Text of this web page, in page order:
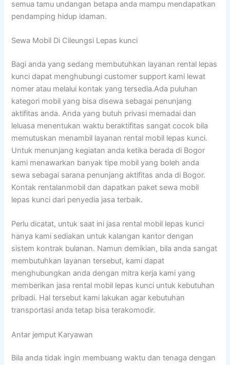
semua tamu undangan betapa anda mampu mendapatkan
pendamping hidup idaman.
Sewa Mobil Di Cileungsi Lepas kunci
Bagi anda yang sedang membutuhkan layanan rental lepas
kunci dapat menghubungi customer support kami lewat
nomer atau melalui kontak yang tersedia.Ada puluhan
kategori mobil yang bisa disewa sebagai penunjang
aktifitas anda. Anda yang butuh privasi memadai dan
leluasa menentukan waktu beraktifitas sangat cocok bila
memutuskan menambil layanan rental mobil lepas kunci.
Untuk menunjang kegiatan anda ketika berada di Bogor
kami menawarkan banyak tipe mobil yang boleh anda
sewa sebagai sarana penunjang aktifitas anda di Bogor.
Kontak rentalanmobil dan dapatkan paket sewa mobil
lepas kunci dari penyedia jasa terbaik.
Perlu dicatat, untuk saat ini jasa rental mobil lepas kunci
hanya kami sediakan untuk kalangan kantor dengan
sistem kontrak bulanan. Namun demikian, bila anda sangat
membutuhkan layanan tersebut, kami dapat
menghubungkan anda dengan mitra kerja kami yang
memberikan jasa rental mobil lepas kunci untuk kebutuhan
pribadi. Hal tersebut kami lakukan agar kebutuhan
transportasi anda tetap bisa terakomodir.
Antar jemput Karyawan
Bila anda tidak ingin membuang waktu dan tenaga dengan